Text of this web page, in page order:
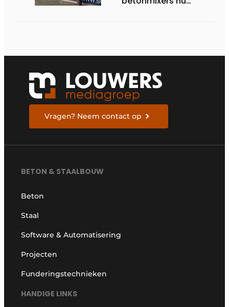
Vragen? Neem contact op
BETON & STAALBOUW
Beton
Staal
Software & Automatisering
Projecten
Funderingstechnieken
HANDIGE LINKS